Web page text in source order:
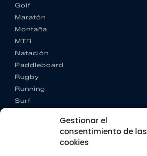
Gestionar el
consentimiento de las
cookies
Golf
Maratón
Montaña
MTB
Natación
Paddleboard
Rugby
Running
Surf
CONTACTO